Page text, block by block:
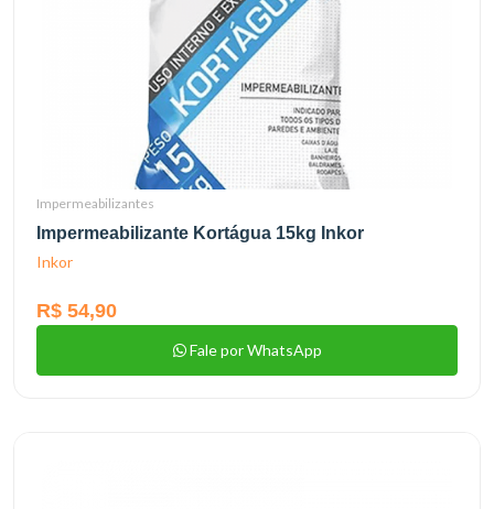
Impermeabilizantes
Impermeabilizante Kortágua 15kg Inkor
Inkor
R$ 54,90
Fale por WhatsApp